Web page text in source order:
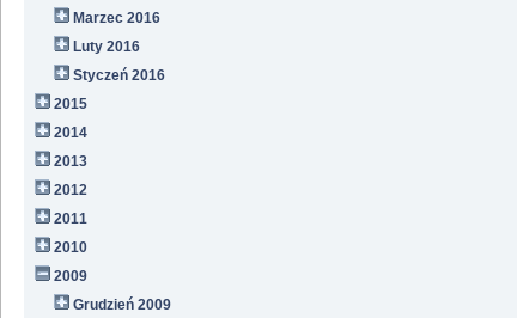
Marzec 2016
Luty 2016
Styczeń 2016
2015
2014
2013
2012
2011
2010
2009
Grudzień 2009